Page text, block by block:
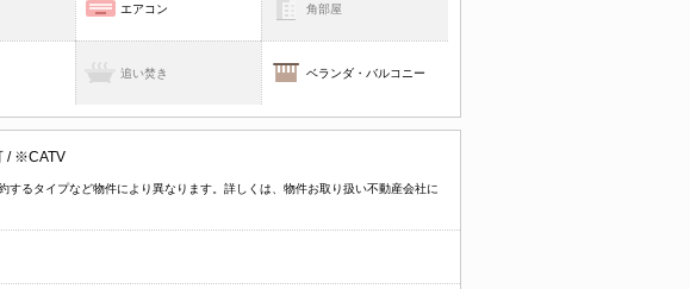
エアコン 角部屋
追い焚き ベランダ・バルコニー
/ ※CATV
るタイプなど物件により異なります。詳しくは、物件お取り扱い不動産会社に